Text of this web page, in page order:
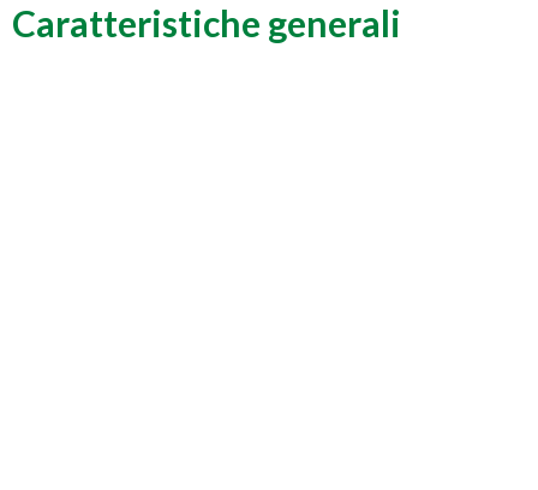
Caratteristiche generali